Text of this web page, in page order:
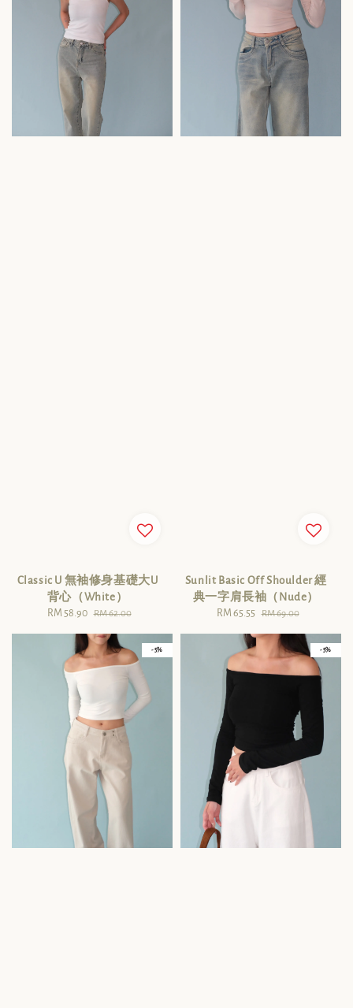
Classic U 無袖修身基礎大U
背心（White）
Sale
RM 58.90 Regular
RM 62.00
Sunlit Basic Off Shoulder 經
典一字肩長袖（Nude）
Sale
RM 65.55 Regular
RM 69.00
- 5% - 5%